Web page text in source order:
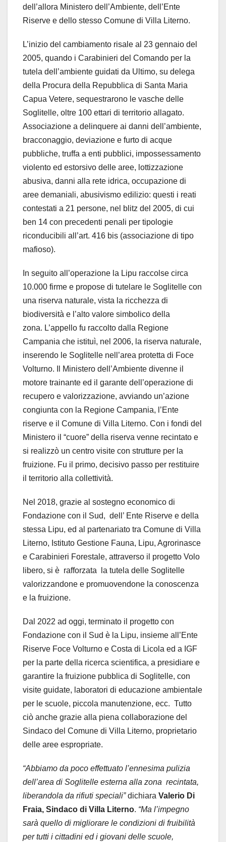
dell’allora Ministero dell’Ambiente, dell’Ente
Riserve e dello stesso Comune di Villa Literno.
L’inizio del cambiamento risale al 23 gennaio del
2005, quando i Carabinieri del Comando per la
tutela dell’ambiente guidati da Ultimo, su delega
della Procura della Repubblica di Santa Maria
Capua Vetere, sequestrarono le vasche delle
Soglitelle, oltre 100 ettari di territorio allagato.
Associazione a delinquere ai danni dell’ambiente,
bracconaggio, deviazione e furto di acque
pubbliche, truffa a enti pubblici, impossessamento
violento ed estorsivo delle aree, lottizzazione
abusiva, danni alla rete idrica, occupazione di
aree demaniali, abusivismo edilizio: questi i reati
contestati a 21 persone, nel blitz del 2005, di cui
ben 14 con precedenti penali per tipologie
riconducibili all’art. 416 bis (associazione di tipo
mafioso).
In seguito all’operazione la Lipu raccolse circa
10.000 firme e propose di tutelare le Soglitelle con
una riserva naturale, vista la ricchezza di
biodiversità e l’alto valore simbolico della
zona. L’appello fu raccolto dalla Regione
Campania che istituì, nel 2006, la riserva naturale,
inserendo le Soglitelle nell’area protetta di Foce
Volturno. Il Ministero dell’Ambiente divenne il
motore trainante ed il garante dell’operazione di
recupero e valorizzazione, avviando un’azione
congiunta con la Regione Campania, l’Ente
riserve e il Comune di Villa Literno. Con i fondi del
Ministero il “cuore” della riserva venne recintato e
si realizzò un centro visite con strutture per la
fruizione. Fu il primo, decisivo passo per restituire
il territorio alla collettività.
Nel 2018, grazie al sostegno economico di
Fondazione con il Sud, dell’ Ente Riserve e della
stessa Lipu, ed al partenariato tra Comune di Villa
Literno, Istituto Gestione Fauna, Lipu, Agrorinasce
e Carabinieri Forestale, attraverso il progetto Volo
libero, si è rafforzata la tutela delle Soglitelle
valorizzandone e promuovendone la conoscenza
e la fruizione.
Dal 2022 ad oggi, terminato il progetto con
Fondazione con il Sud è la Lipu, insieme all’Ente
Riserve Foce Volturno e Costa di Licola ed a IGF
per la parte della ricerca scientifica, a presidiare e
garantire la fruizione pubblica di Soglitelle, con
visite guidate, laboratori di educazione ambientale
per le scuole, piccola manutenzione, ecc. Tutto
ciò anche grazie alla piena collaborazione del
Sindaco del Comune di Villa Literno, proprietario
delle aree espropriate.
“Abbiamo da poco effettuato l’ennesima pulizia
dell’area di Soglitelle esterna alla zona recintata,
liberandola da rifiuti speciali”dichiara Valerio Di
Fraia, Sindaco di Villa Literno. “Ma l’impegno
sarà quello di migliorare le condizioni di fruibilità
per tutti i cittadini ed i giovani delle scuole,